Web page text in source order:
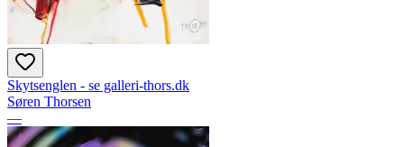
Skytsenglen - se galleri-thors.dk
Søren Thorsen
—